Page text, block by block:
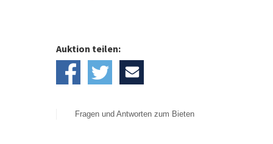
Auktion teilen:
Fragen und Antworten zum Bieten